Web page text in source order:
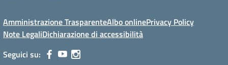
Amministrazione TrasparenteAlbo onlinePrivacy Policy
Note LegaliDichiarazione di accessibilità
Seguici su: